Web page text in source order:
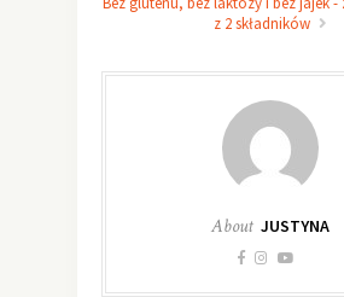
z 2 składników
About JUSTYNA